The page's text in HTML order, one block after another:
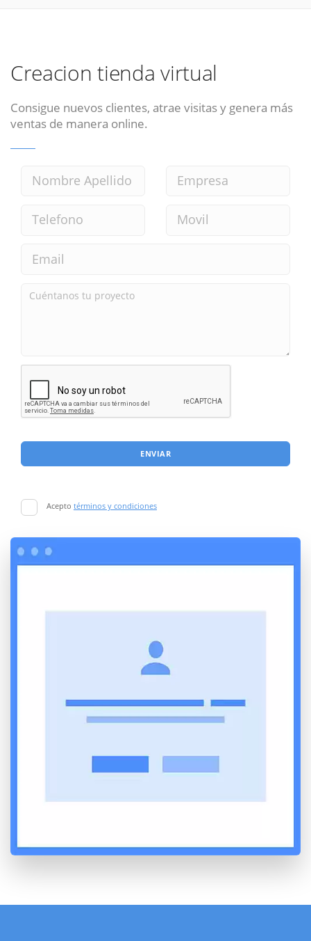
Creacion tienda virtual
Consigue nuevos clientes, atrae visitas y genera más
ventas de manera online.
ENVIAR
Acepto términos y condiciones